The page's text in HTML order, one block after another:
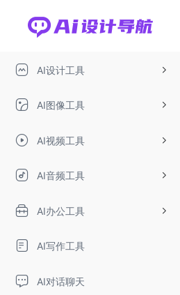
AI设计工具
AI图像工具
AI视频工具
AI音频工具
AI办公工具
AI写作工具
AI对话聊天